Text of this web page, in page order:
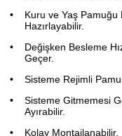
Kuru ve Yaş Pamuğu
Hazırlayabilir.
Değişken Besleme
Geçer.
Sisteme Rejimli
Sisteme Gitmemesi
Ayırabilir.
Kolay Montajlanabilir.